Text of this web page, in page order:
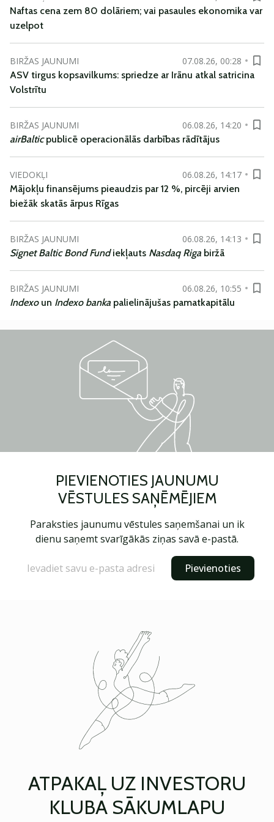
Naftas cena zem 80 dolāriem; vai pasaules ekonomika var
uzelpot
BIRŽAS JAUNUMI
07.08.26, 00:28
ASV tirgus kopsavilkums: spriedze ar Irānu atkal satricina
Volstrītu
BIRŽAS JAUNUMI
06.08.26, 14:20
airBalticpublicē operacionālās darbības rādītājus
VIEDOKĻI
06.08.26, 14:17
Mājokļu finansējums pieaudzis par 12 %, pircēji arvien
biežāk skatās ārpus Rīgas
BIRŽAS JAUNUMI
06.08.26, 14:13
Signet Baltic Bond Fundiekļauts Nasdaq Riga biržā
BIRŽAS JAUNUMI
06.08.26, 10:55
Indexoun Indexo banka palielinājušas pamatkapitālu
PIEVIENOTIES JAUNUMU
VĒSTULES SAŅĒMĒJIEM
Paraksties jaunumu vēstules saņemšanai un ik
dienu saņemt svarīgākās ziņas savā e-pastā.
Pievienoties
ATPAKAĻ UZ INVESTORU
KLUBA SĀKUMLAPU